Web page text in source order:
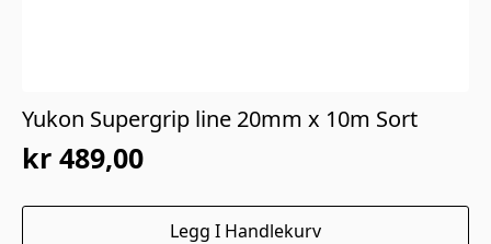
Yukon Supergrip line 20mm x 10m Sort
kr 489,00
Legg I Handlekurv